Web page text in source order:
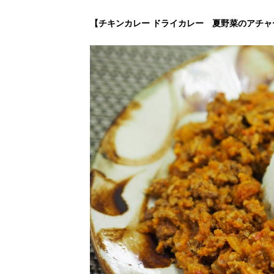
【チキンカレー ドライカレー 夏野菜のアチャ